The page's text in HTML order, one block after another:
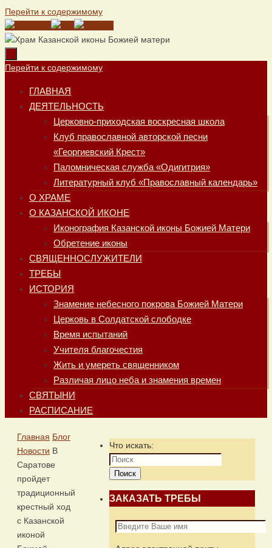
Перейти к содержимому
Перейти к содержимому
ГЛАВНАЯ
ДЕЯТЕЛЬНОСТЬ
Церковно-приходская воскресная школа
Клуб православной авторской песни
«Георгиевский Крест»
Паломническая служба «Одигитрия»
Литературный клуб «Православный календарь»
О ХРАМЕ
О КАЗАНСКОЙ ИКОНЕ
Иконография Казанской иконы Божией Матери
Обретение иконы
СВЯЩЕННОСЛУЖИТЕЛИ
ТРЕБЫ
ИСТОРИЯ
Знамение небесного покрова Божией Матери
Церковь в Солдатской слободке
Время испытаний
Учителя благочестия
Жить и умереть священником
Различая лицо неба и знамения времен
СВЯТЫНИ
РАСПИСАНИЕ
Главная Блог
Новости В
Саратове
пройдет
традиционный
крестный ход
с Казанской
иконой
Что искать:
Поиск
ЗАКАЗАТЬ ТРЕБЫ